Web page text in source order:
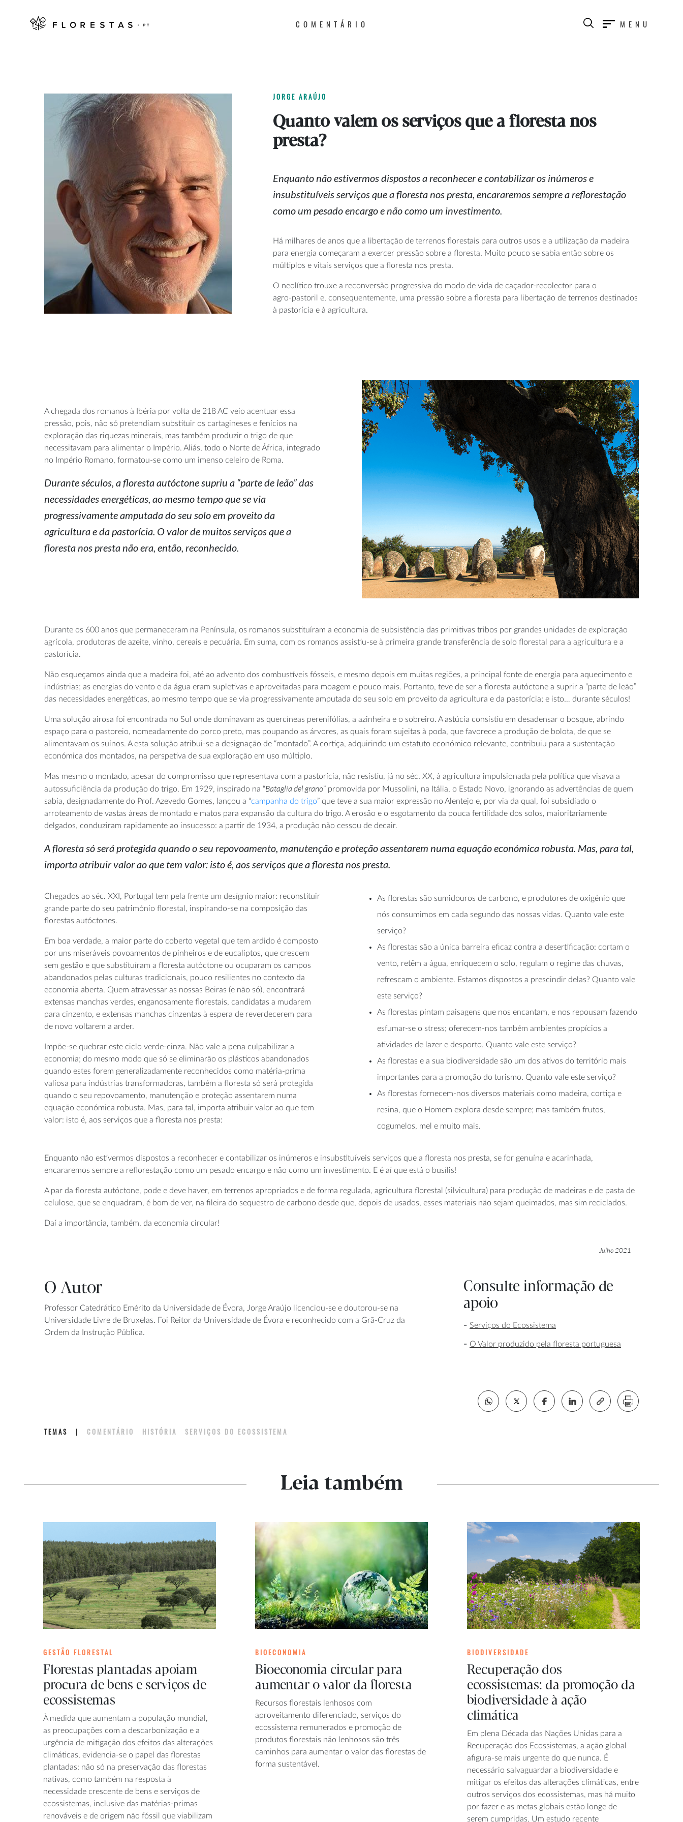
COMENTÁRIO MENU
JORGE ARAÚJO
Quanto valem os serviços que a floresta nos
presta?
Enquanto não estivermos dispostos a reconhecer e contabilizar os inúmeros e
insubstituíveis serviços que a floresta nos presta, encararemos sempre a reflorestação
como um pesado encargo e não como um investimento.
Há milhares de anos que a libertação de terrenos florestais para outros usos e a utilização da madeira
para energia começaram a exercer pressão sobre a floresta. Muito pouco se sabia então sobre os
múltiplos e vitais serviços que a floresta nos presta.
O neolítico trouxe a reconversão progressiva do modo de vida de caçador-recolector para o
agro-pastoril e, consequentemente, uma pressão sobre a floresta para libertação de terrenos destinados
à pastorícia e à agricultura.
A chegada dos romanos à Ibéria por volta de 218 AC veio acentuar essa
pressão, pois, não só pretendiam substituir os cartagineses e fenícios na
exploração das riquezas minerais, mas também produzir o trigo de que
necessitavam para alimentar o Império. Aliás, todo o Norte de África, integrado
no Império Romano, formatou-se como um imenso celeiro de Roma.
Durante séculos, a floresta autóctone supriu a “parte de leão” das
necessidades energéticas, ao mesmo tempo que se via
progressivamente amputada do seu solo em proveito da
agricultura e da pastorícia. O valor de muitos serviços que a
floresta nos presta não era, então, reconhecido.
Durante os 600 anos que permaneceram na Península, os romanos substituíram a economia de subsistência das primitivas tribos por grandes unidades de exploração
agrícola, produtoras de azeite, vinho, cereais e pecuária. Em suma, com os romanos assistiu-se à primeira grande transferência de solo florestal para a agricultura e a
pastorícia.
Não esqueçamos ainda que a madeira foi, até ao advento dos combustíveis fósseis, e mesmo depois em muitas regiões, a principal fonte de energia para aquecimento e
indústrias; as energias do vento e da água eram supletivas e aproveitadas para moagem e pouco mais. Portanto, teve de ser a floresta autóctone a suprir a “parte de leão”
das necessidades energéticas, ao mesmo tempo que se via progressivamente amputada do seu solo em proveito da agricultura e da pastorícia; e isto… durante séculos!
Uma solução airosa foi encontrada no Sul onde dominavam as quercíneas perenifólias, a azinheira e o sobreiro. A astúcia consistiu em desadensar o bosque, abrindo
espaço para o pastoreio, nomeadamente do porco preto, mas poupando as árvores, as quais foram sujeitas à poda, que favorece a produção de bolota, de que se
alimentavam os suínos. A esta solução atribui-se a designação de “montado”. A cortiça, adquirindo um estatuto económico relevante, contribuiu para a sustentação
económica dos montados, na perspetiva de sua exploração em uso múltiplo.
Mas mesmo o montado, apesar do compromisso que representava com a pastorícia, não resistiu, já no séc. XX, à agricultura impulsionada pela política que visava a
autossuficiência da produção do trigo. Em 1929, inspirado na “Bataglia del grano” promovida por Mussolini, na Itália, o Estado Novo, ignorando as advertências de quem
sabia, designadamente do Prof. Azevedo Gomes, lançou a “campanha do trigo” que teve a sua maior expressão no Alentejo e, por via da qual, foi subsidiado o
arroteamento de vastas áreas de montado e matos para expansão da cultura do trigo. A erosão e o esgotamento da pouca fertilidade dos solos, maioritariamente
delgados, conduziram rapidamente ao insucesso: a partir de 1934, a produção não cessou de decair.
A floresta só será protegida quando o seu repovoamento, manutenção e proteção assentarem numa equação económica robusta. Mas, para tal,
importa atribuir valor ao que tem valor: isto é, aos serviços que a floresta nos presta.
Chegados ao séc. XXI, Portugal tem pela frente um desígnio maior: reconstituir
grande parte do seu património florestal, inspirando-se na composição das
florestas autóctones.
Em boa verdade, a maior parte do coberto vegetal que tem ardido é composto
por uns miseráveis povoamentos de pinheiros e de eucaliptos, que crescem
sem gestão e que substituíram a floresta autóctone ou ocuparam os campos
abandonados pelas culturas tradicionais, pouco resilientes no contexto da
economia aberta. Quem atravessar as nossas Beiras (e não só), encontrará
extensas manchas verdes, enganosamente florestais, candidatas a mudarem
para cinzento, e extensas manchas cinzentas à espera de reverdecerem para
de novo voltarem a arder.
Impõe-se quebrar este ciclo verde-cinza. Não vale a pena culpabilizar a
economia; do mesmo modo que só se eliminarão os plásticos abandonados
quando estes forem generalizadamente reconhecidos como matéria-prima
valiosa para indústrias transformadoras, também a floresta só será protegida
quando o seu repovoamento, manutenção e proteção assentarem numa
equação económica robusta. Mas, para tal, importa atribuir valor ao que tem
valor: isto é, aos serviços que a floresta nos presta:
As florestas são sumidouros de carbono, e produtores de oxigénio que
nós consumimos em cada segundo das nossas vidas. Quanto vale este
serviço?
As florestas são a única barreira eficaz contra a desertificação: cortam o
vento, retêm a água, enriquecem o solo, regulam o regime das chuvas,
refrescam o ambiente. Estamos dispostos a prescindir delas? Quanto vale
este serviço?
As florestas pintam paisagens que nos encantam, e nos repousam fazendo
esfumar-se o stress; oferecem-nos também ambientes propícios a
atividades de lazer e desporto. Quanto vale este serviço?
As florestas e a sua biodiversidade são um dos ativos do território mais
importantes para a promoção do turismo. Quanto vale este serviço?
As florestas fornecem-nos diversos materiais como madeira, cortiça e
resina, que o Homem explora desde sempre; mas também frutos,
cogumelos, mel e muito mais.
Enquanto não estivermos dispostos a reconhecer e contabilizar os inúmeros e insubstituíveis serviços que a floresta nos presta, se for genuína e acarinhada,
encararemos sempre a reflorestação como um pesado encargo e não como um investimento. E é aí que está o busílis!
A par da floresta autóctone, pode e deve haver, em terrenos apropriados e de forma regulada, agricultura florestal (silvicultura) para produção de madeiras e de pasta de
celulose, que se enquadram, é bom de ver, na fileira do sequestro de carbono desde que, depois de usados, esses materiais não sejam queimados, mas sim reciclados.
Daí a importância, também, da economia circular!
Julho 2021
O Autor
Professor Catedrático Emérito da Universidade de Évora, Jorge Araújo licenciou-se e doutorou-se na
Universidade Livre de Bruxelas. Foi Reitor da Universidade de Évora e reconhecido com a Grã-Cruz da
Ordem da Instrução Pública.
Consulte informação de
apoio
Serviços do Ecossistema
O Valor produzido pela floresta portuguesa
TEMAS | COMENTÁRIO HISTÓRIA SERVIÇOS DO ECOSSISTEMA
Leia também
GESTÃO FLORESTAL
Florestas plantadas apoiam
procura de bens e serviços de
ecossistemas
À medida que aumentam a população mundial,
as preocupações com a descarbonização e a
urgência de mitigação dos efeitos das alterações
climáticas, evidencia-se o papel das florestas
plantadas: não só na preservação das florestas
nativas, como também na resposta à
necessidade crescente de bens e serviços de
ecossistemas, inclusive das matérias-primas
renováveis e de origem não fóssil que viabilizam
BIOECONOMIA
Bioeconomia circular para
aumentar o valor da floresta
Recursos florestais lenhosos com
aproveitamento diferenciado, serviços do
ecossistema remunerados e promoção de
produtos florestais não lenhosos são três
caminhos para aumentar o valor das florestas de
forma sustentável.
BIODIVERSIDADE
Recuperação dos
ecossistemas: da promoção da
biodiversidade à ação
climática
Em plena Década das Nações Unidas para a
Recuperação dos Ecossistemas, a ação global
afigura-se mais urgente do que nunca. É
necessário salvaguardar a biodiversidade e
mitigar os efeitos das alterações climáticas, entre
outros serviços dos ecossistemas, mas há muito
por fazer e as metas globais estão longe de
serem cumpridas. Um estudo recente